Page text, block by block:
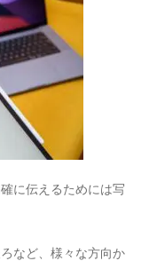
に伝えるためには写
など、様々な方向か